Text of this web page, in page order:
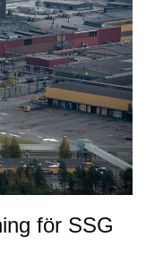
för SSG